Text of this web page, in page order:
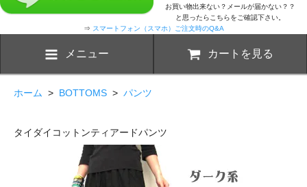
お買い物出来ない？メールが届かない？？
と思ったらこちらをご確認下さい。
⇒ スマートフォン（スマホ）ご注文時のQ&A
メニュー カートを見る
ホーム > BOTTOMS > パンツ
タイダイコットンティアードパンツ